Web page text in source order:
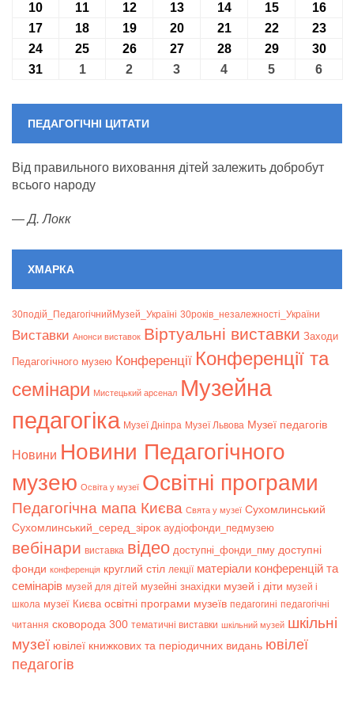
10 10.08.2026
11 11.08.2026
1212.08.2026
1313.08.2026
1414.08.2026
1515.08.2026
16
17 17.08.2026
18 18.08.2026
1919.08.2026
2020.08.2026
2121.08.2026
2222.08.2026
23
24 24.08.2026
25 25.08.2026
2626.08.2026
2727.08.2026
2828.08.2026
2929.08.2026
30
31 31.08.2026
101.09.2026
2 02.09.2026
3 03.09.2026
4 04.09.2026
5 05.09.2026
6
ПЕДАГОГІЧНІ ЦИТАТИ
Від правильного виховання дітей залежить добробут
всього народу
—Д. Локк
ХМАРКА
30подій_ПедагогічнийМузей_Україні 30років_незалежності_України
Bиставки Анонси виставок Віртуальні виставки Заходи
Педагогічного музею Конференції Конференції та
семінари Мистецький арсенал Музейна
педагогіка Музеї Дніпра Музеї Львова Музеї педагогів
Новини Новини Педагогічного
музею Освіта у музеї Освітні програми
Педагогічна мапа Києва Свята у музеї Сухомлинський
Сухомлинський_серед_зірок аудіофонди_педмузею
вебінари виставка відео доступні_фонди_пму доступні
фонди конференція круглий стіл лекції матеріали конференцій та
семінарів музей для дітей музейні знахідки музей і діти музей і
школа музеї Києва освітні програми музеїв педагогині педагогічні
читання сковорода 300 тематичні виставки шкільний музей шкільні
музеї ювілеї книжкових та періодичних видань ювілеї
педагогів